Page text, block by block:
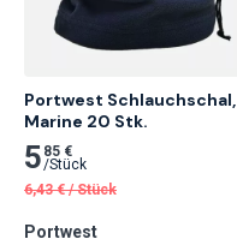
Portwest Schlauchschal,
Marine 20 Stk.
5 85 €
/Stück
6,43 € /Stück
Portwest